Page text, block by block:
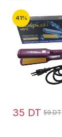
41%
35 DT 59 DT